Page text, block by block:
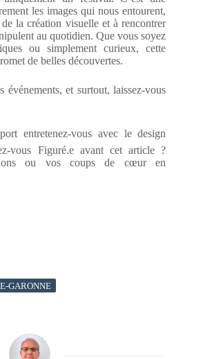
les images qui nous entourent,
la création visuelle et à rencontrer
au quotidien. Que vous soyez
ou simplement curieux, cette
de belles découvertes.
événements, et surtout, laissez-vous
entretenez-vous avec le design
vous Figuré.e avant cet article ?
ou vos coups de cœur en
GARONNE